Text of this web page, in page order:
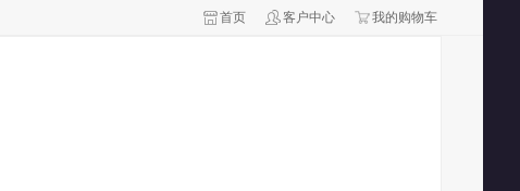
首页 客户中心 我的购物车